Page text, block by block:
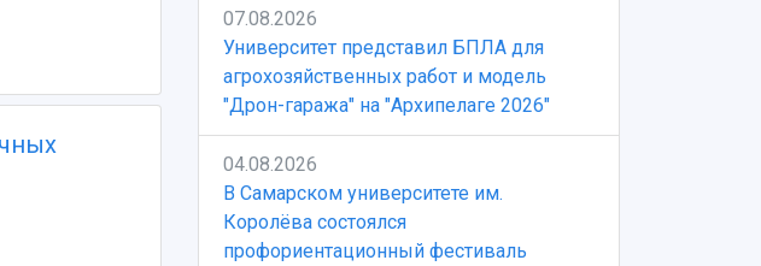
07.08.2026
Университет представил БПЛА для
агрохозяйственных работ и модель
"Дрон-гаража" на "Архипелаге 2026"
04.08.2026
В Самарском университете им.
Королёва состоялся
профориентационный фестиваль